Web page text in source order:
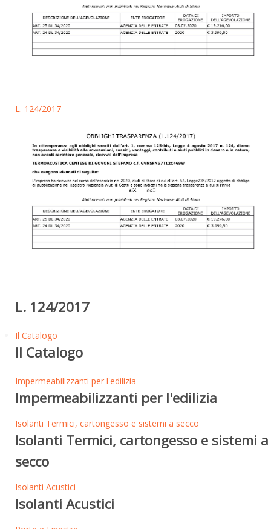
L. 124/2017
L. 124/2017
Il Catalogo
Il Catalogo
Impermeabilizzanti per l'edilizia
Impermeabilizzanti per l'edilizia
Isolanti Termici, cartongesso e sistemi a secco
Isolanti Termici, cartongesso e sistemi a
secco
Isolanti Acustici
Isolanti Acustici